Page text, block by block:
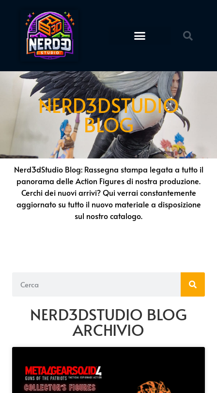
NERD3DSTUDIO
BLOG
Nerd3dStudio Blog: Rassegna stampa legata a tutto il
panorama delle Action Figures di nostra produzione.
Cerchi dei nuovi arrivi? Qui verrai constantemente
aggiornato su tutto il nuovo materiale a disposizione
sul nostro catalogo.
NERD3DSTUDIO BLOG
ARCHIVIO